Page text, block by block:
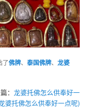
了佛牌、泰国佛牌、龙婆
： 龙婆托佛怎么供奉好一
婆托佛怎么供奉好一点呢)